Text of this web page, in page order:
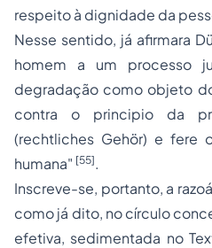
respeito à dignidade da
Nesse sentido, já afirmara
homem a um processo
degradação como objeto
contra o principio da
(rechtliches Gehör) e fere
humana" [55].
Inscreve-se, portanto, a
como já dito, no círculo
efetiva, sedimentada no